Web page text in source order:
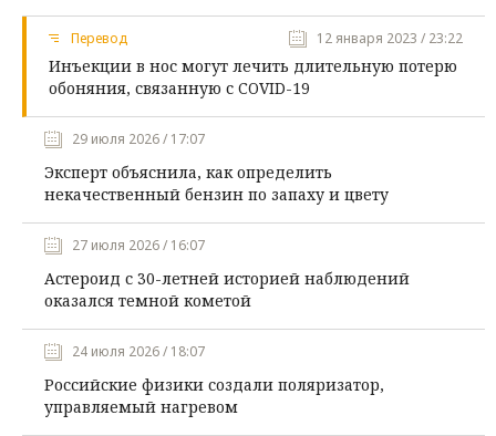
Перевод 12 января 2023 / 23:22
Инъекции в нос могут лечить длительную потерю
обоняния, связанную с COVID-19
29 июля 2026 / 17:07
Эксперт объяснила, как определить
некачественный бензин по запаху и цвету
27 июля 2026 / 16:07
Астероид с 30-летней историей наблюдений
оказался темной кометой
24 июля 2026 / 18:07
Российские физики создали поляризатор,
управляемый нагревом